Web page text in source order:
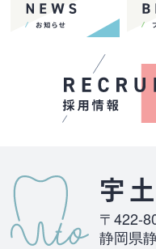
宇
〒422-
静岡県